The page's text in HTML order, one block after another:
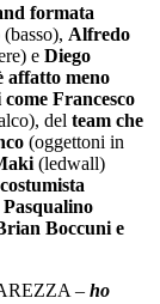
formata
(basso), Alfredo
e Diego
affatto meno
Francesco
del team che
(oggettoni in
(ledwall)
Boccuni e
– ho